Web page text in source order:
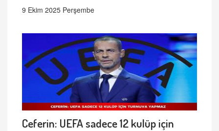
9 Ekim 2025 Perşembe
Ceferin: UEFA sadece 12 kulüp için